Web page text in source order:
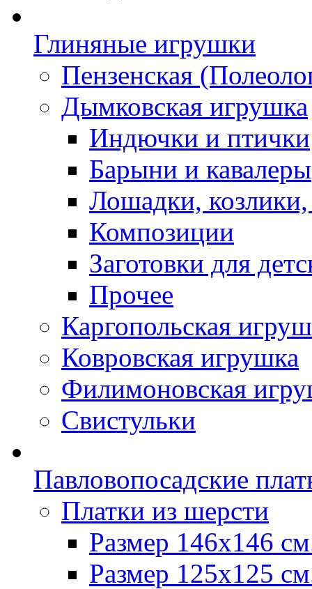
Глиняные игрушки
Пензенская
Дымковская игрушка
Индючки и птички
Барыни и кавалеры
Лошадки,
Композиции
Заготовки для
Прочее
Каргопольская
Ковровская игрушка
Филимоновская
Свистульки
Павловопосадские
Платки из шерсти
Размер 146х146
Размер 125х125